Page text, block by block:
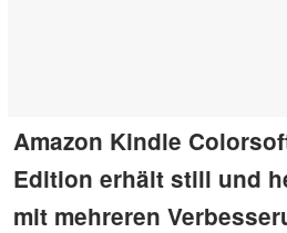
Amazon Kindle
Edition erhält still und
mit mehreren